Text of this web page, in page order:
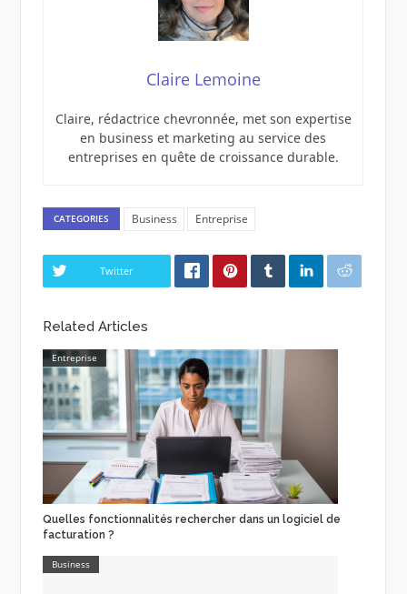
Claire Lemoine
Claire, rédactrice chevronnée, met son expertise
en business et marketing au service des
entreprises en quête de croissance durable.
CATEGORIES Business Entreprise
Twitter
Related Articles
Entreprise
Quelles fonctionnalités rechercher dans un logiciel de
facturation ?
Business